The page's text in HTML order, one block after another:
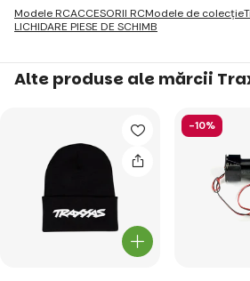
Modele RCACCESORII RCModele de colecție
LICHIDARE PIESE DE SCHIMB
Alte produse ale mărcii
-10%